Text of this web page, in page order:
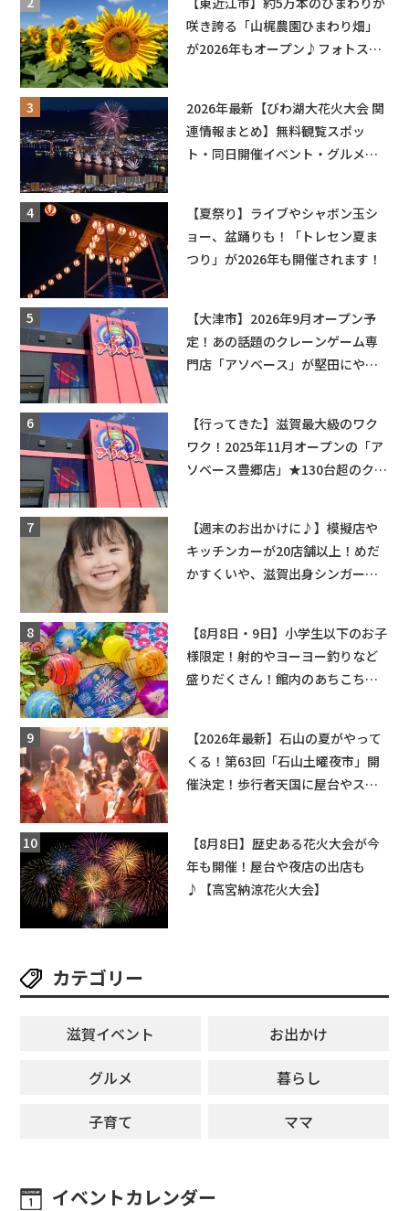
咲き誇る「山梶農園ひまわり畑」
が2026年もオープン♪フォトスポ
2026年最新【びわ湖大花火大会 関
連情報まとめ】無料観覧スポッ
ト・同日開催イベント・グルメマ
【夏祭り】ライブやシャボン玉シ
ョー、盆踊りも！「トレセン夏ま
つり」が2026年も開催されます！
【大津市】2026年9月オープン予
定！あの話題のクレーンゲーム専
門店「アソベース」が堅田にやっ
【行ってきた】滋賀最大級のワク
ワク！2025年11月オープンの「ア
ソベース豊郷店」★130台超のクレ
【週末のお出かけに♪】模擬店や
キッチンカーが20店舗以上！めだ
かすくいや、滋賀出身シンガーソ
【8月8日・9日】小学生以下のお子
様限定！射的やヨーヨー釣りなど
盛りだくさん！館内のあちこちに
【2026年最新】石山の夏がやって
くる！第63回「石山土曜夜市」開
催決定！歩行者天国に屋台やステ
【8月8日】歴史ある花火大会が今
年も開催！屋台や夜店の出店も
♪【高宮納涼花火大会】
カテゴリー
滋賀イベント
お出かけ
グルメ
暮らし
子育て
ママ
イベントカレンダー